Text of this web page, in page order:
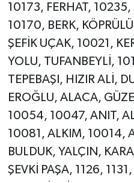
10173, FERHAT,
10170, BERK,
ŞEFİK UÇAK, 10021,
YOLU, TUFANBEYLİ,
TEPEBAŞI, HIZIR ALİ,
EROĞLU, ALACA,
10054, 10047, ANIT,
10081, ALKIM, 10014,
BULDUK, YALÇIN,
ŞEVKİ PAŞA, 1126,